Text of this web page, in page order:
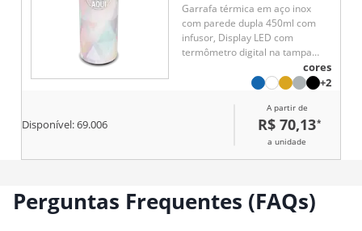
Garrafa térmica em aço inox
com parede dupla 450ml com
infusor, Display LED com
termômetro digital na tampa
para indicar a temperatura do
líquido, Conserva líquido quente
cores
+2
Disponível:69.006
A partir de
R$ 70,13*
a unidade
Perguntas Frequentes (FAQs)